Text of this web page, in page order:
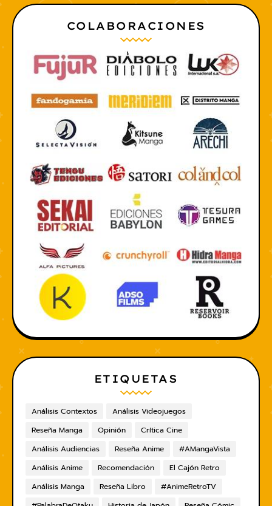
COLABORACIONES
ETIQUETAS
Análisis Contextos
Análisis Videojuegos
Reseña Manga
Opinión
Crítica Cine
Análisis Audiencias
Reseña Anime
#AMangaVista
Análisis Anime
Recomendación
El Cajón Retro
Análisis Manga
Reseña Libro
#AnimeRetroTV